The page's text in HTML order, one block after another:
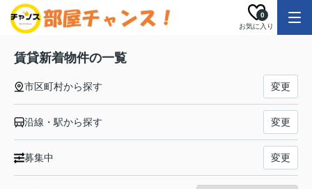
お気に入り
0
賃貸新着物件の一覧
市区町村から探す 変更
沿線・駅から探す 変更
募集中 変更